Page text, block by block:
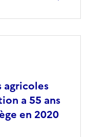
agricoles
a 55 ans
en 2020